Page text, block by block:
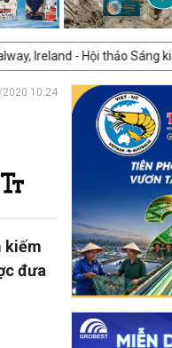
thảo Sáng kiến sức khỏe
10:24
kiếm
đưa